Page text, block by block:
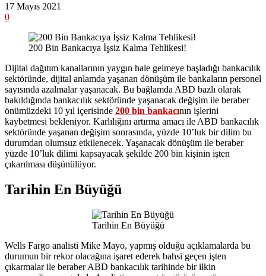
17 Mayıs 2021
0
200 Bin Bankacıya İşsiz Kalma Tehlikesi!
Dijital dağıtım kanallarının yaygın hale gelmeye başladığı bankacılık
sektöründe, dijital anlamda yaşanan dönüşüm ile bankaların personel
sayısında azalmalar yaşanacak. Bu bağlamda ABD bazlı olarak
bakıldığında bankacılık sektöründe yaşanacak değişim ile beraber
önümüzdeki 10 yıl içerisinde 200 bin bankacının işlerini
kaybetmesi bekleniyor. Karlılığını artırma amacı ile ABD bankacılık
sektöründe yaşanan değişim sonrasında, yüzde 10’luk bir dilim bu
durumdan olumsuz etkilenecek. Yaşanacak dönüşüm ile beraber
yüzde 10’luk dilimi kapsayacak şekilde 200 bin kişinin işten
çıkarılması düşünülüyor.
Tarihin En Büyüğü
Tarihin En Büyüğü
Wells Fargo analisti Mike Mayo, yapmış olduğu açıklamalarda bu
durumun bir rekor olacağına işaret ederek bahsi geçen işten
çıkarmalar ile beraber ABD bankacılık tarihinde bir ilkin